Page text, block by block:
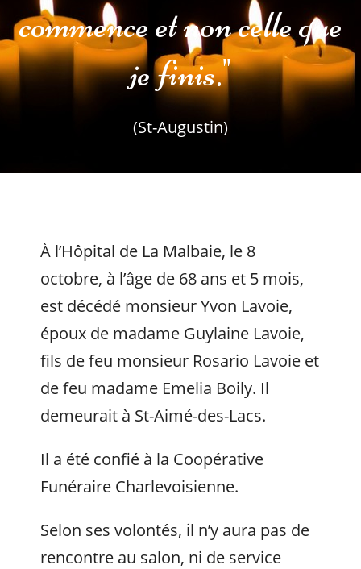
commence et non celle que
je finis."
(St-Augustin)
À l’Hôpital de La Malbaie, le 8
octobre, à l’âge de 68 ans et 5 mois,
est décédé monsieur Yvon Lavoie,
époux de madame Guylaine Lavoie,
fils de feu monsieur Rosario Lavoie et
de feu madame Emelia Boily. Il
demeurait à St-Aimé-des-Lacs.
Il a été confié à la Coopérative
Funéraire Charlevoisienne.
Selon ses volontés, il n’y aura pas de
rencontre au salon, ni de service